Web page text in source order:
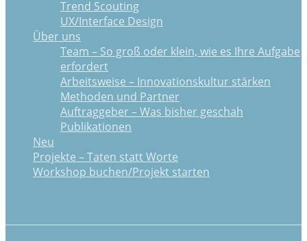
Trend Scouting
UX/Interface Design
Über uns
Team – So groß oder klein, wie es Ihre Aufgabe
erfordert
Arbeitsweise – Innovationskultur stärken
Methoden und Partner
Auftraggeber – Was bisher geschah
Publikationen
Neu
Projekte – Taten statt Worte
Workshop buchen/Projekt starten